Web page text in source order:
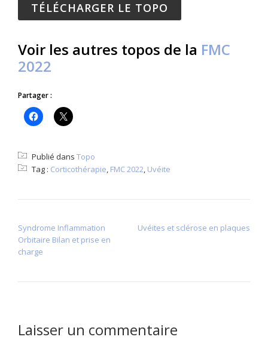
TÉLÉCHARGER LE TOPO
Voir les autres topos de la FMC
2022
Partager :
Publié dans Topo
Tag : Corticothérapie, FMC 2022, Uvéite
Syndrome Inflammation
Orbitaire Bilan et prise en
charge
Uvéites et sclérose en plaques
Laisser un commentaire